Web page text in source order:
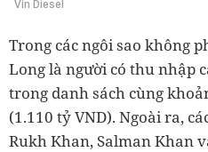
Vin Diesel
Trong các ngôi sao không
Long là người có thu nhập
trong danh sách cùng
(1.110 tỷ VND). Ngoài ra,
Rukh Khan, Salman Khan